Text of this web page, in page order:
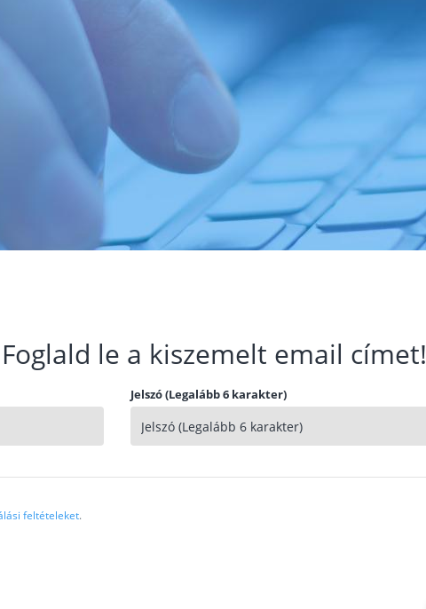
le a kiszemelt email címet!
Jelszó (Legalább 6 karakter)
feltételeket.